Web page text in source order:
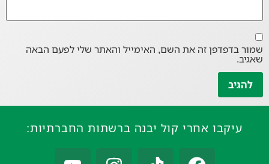
שמור בדפדפן זה את השם, האימייל והאתר שלי לפעם הבאה
שאגיב.
עיקבו אחרי קול יבנה ברשתות החברתיות: